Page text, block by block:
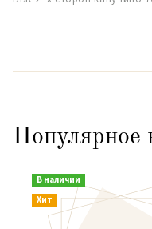
Популярное
В наличии
Хит